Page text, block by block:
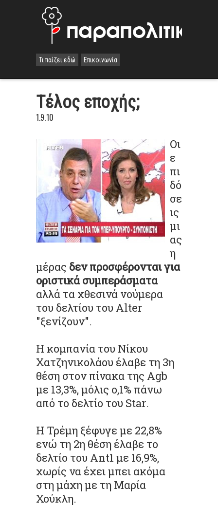
Τι παίζει εδώ Επικοινωνία
Τέλος εποχής;
1.9.10
Οι
ε
πι
δό
σε
ις
μι
ας
η
μέρας δεν προσφέρονται για
οριστικά συμπεράσματα
αλλά τα χθεσινά νούμερα
του δελτίου του Alter
"ξενίζουν".
Η κομπανία του Νίκου
Χατζηνικολάου έλαβε τη 3η
θέση στον πίνακα της Agb
με 13,3%, μόλις ο,1% πάνω
από το δελτίο του Star.
Η Τρέμη ξέφυγε με 22,8%
ενώ τη 2η θέση έλαβε το
δελτίο του Ant1 με 16,9%,
χωρίς να έχει μπει ακόμα
στη μάχη με τη Μαρία
Χούκλη.